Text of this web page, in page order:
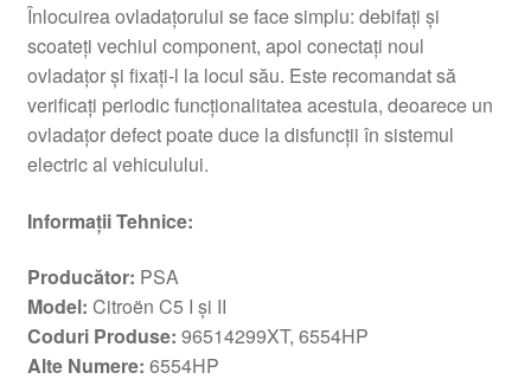
Înlocuirea ovladațorului se face simplu: debifați și
scoateți vechiul component, apoi conectați noul
ovladațor și fixați-l la locul său. Este recomandat să
verificați periodic funcționalitatea acestuia, deoarece un
ovladațor defect poate duce la disfuncții în sistemul
electric al vehiculului.
Informații Tehnice:
Producător: PSA
Model: Citroën C5 I și II
Coduri Produse: 96514299XT, 6554HP
Alte Numere: 6554HP